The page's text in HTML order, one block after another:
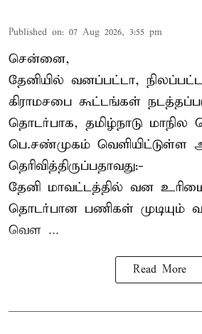
Published on: 07 Aug 2026, 3:55 pm
சென்னை,
தேனியில் வனப்பட்டா,
கிராமசபை கூட்டங்கள்
தொடர்பாக, தமிழ்நாடு மாநில
பெ.சண்முகம் வெளியிட்டுள்ள
தெரிவித்திருப்பதாவது:-
தேனி மாவட்டத்தில் வன
தொடர்பான பணிகள் முடியும்
வெள ...
Read More